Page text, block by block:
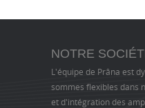
NOTRE
L'équipe de Prâna est
sommes flexibles dans
et d'intégration des